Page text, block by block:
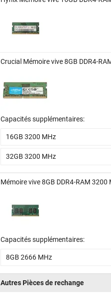
Crucial Mémoire vive 8GB DDR4-
Capacités supplémentaires:
16GB 3200 MHz
32GB 3200 MHz
Mémoire vive 8GB DDR4-RAM
Capacités supplémentaires:
8GB 2666 MHz
Autres Pièces de rechange